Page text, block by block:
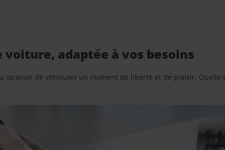
adaptée à vos besoins
location de véhicules un moment de liberté et de plaisir.